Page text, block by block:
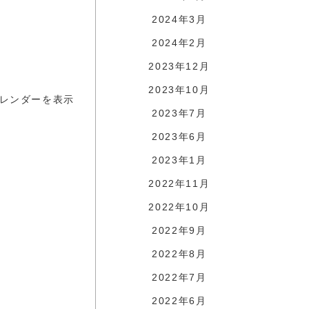
ンダーを表示
2024年3月
2024年2月
2023年12月
2023年10月
2023年7月
2023年6月
2023年1月
2022年11月
2022年10月
2022年9月
2022年8月
2022年7月
2022年6月